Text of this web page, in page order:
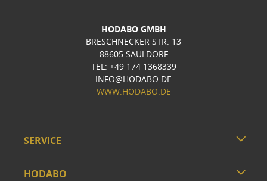
HODABO GMBH
BRESCHNECKER STR. 13
88605 SAULDORF
TEL: +49 174 1368339
INFO@HODABO.DE
WWW.HODABO.DE
SERVICE
HODABO